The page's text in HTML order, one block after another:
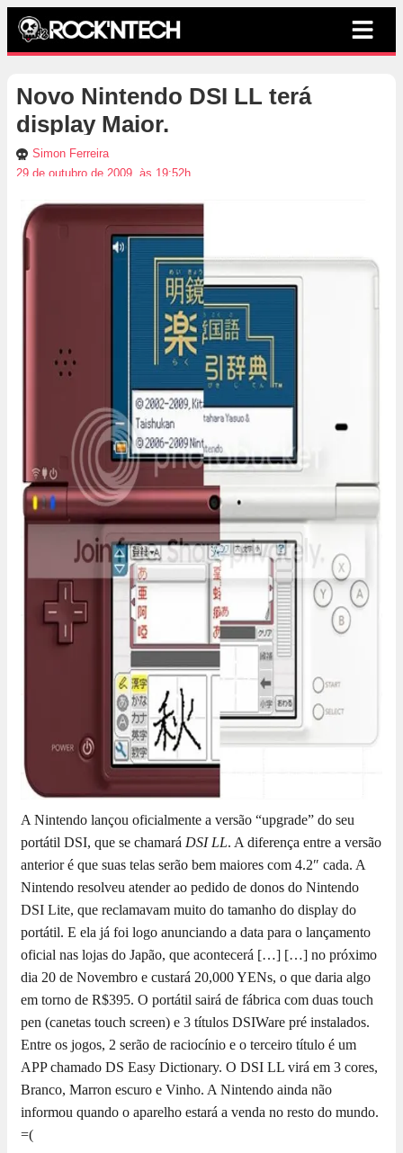
Novo Nintendo DSI LL terá
display Maior.
Simon Ferreira
29 de outubro de 2009, às 19:52h
A Nintendo lançou oficialmente a versão “upgrade” do seu
portátil DSI, que se chamará DSI LL. A diferença entre a versão
anterior é que suas telas serão bem maiores com 4.2″ cada. A
Nintendo resolveu atender ao pedido de donos do Nintendo
DSI Lite, que reclamavam muito do tamanho do display do
portátil. E ela já foi logo anunciando a data para o lançamento
oficial nas lojas do Japão, que acontecerá […] […] no próximo
dia 20 de Novembro e custará 20,000 YENs, o que daria algo
em torno de R$395. O portátil sairá de fábrica com duas touch
pen (canetas touch screen) e 3 títulos DSIWare pré instalados.
Entre os jogos, 2 serão de raciocínio e o terceiro título é um
APP chamado DS Easy Dictionary. O DSI LL virá em 3 cores,
Branco, Marron escuro e Vinho. A Nintendo ainda não
informou quando o aparelho estará a venda no resto do mundo.
=(